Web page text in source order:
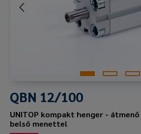
QBN 12/100
UNITOP kompakt henger -
belső menettel